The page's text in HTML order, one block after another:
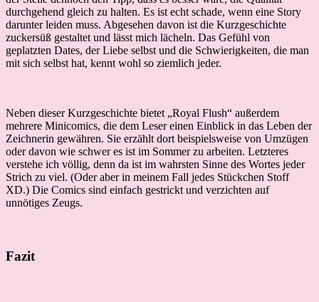
durchgehend gleich zu halten. Es ist echt schade, wenn eine Story
darunter leiden muss. Abgesehen davon ist die Kurzgeschichte
zuckersüß gestaltet und lässt mich lächeln. Das Gefühl von
geplatzten Dates, der Liebe selbst und die Schwierigkeiten, die man
mit sich selbst hat, kennt wohl so ziemlich jeder.
Neben dieser Kurzgeschichte bietet „Royal Flush“ außerdem
mehrere Minicomics, die dem Leser einen Einblick in das Leben der
Zeichnerin gewähren. Sie erzählt dort beispielsweise von Umzügen
oder davon wie schwer es ist im Sommer zu arbeiten. Letzteres
verstehe ich völlig, denn da ist im wahrsten Sinne des Wortes jeder
Strich zu viel. (Oder aber in meinem Fall jedes Stückchen Stoff
XD.) Die Comics sind einfach gestrickt und verzichten auf
unnötiges Zeugs.
Fazit